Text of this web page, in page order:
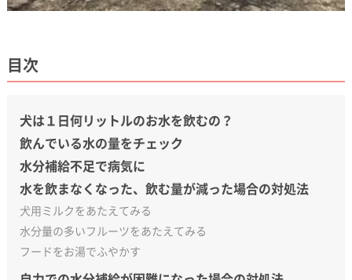
目次
犬は１日何リットルのお水を飲むの？
飲んでいる水の量をチェック
水分補給不足で病気に
水を飲まなくなった、飲む量が減った場合の対処法
犬用ミルクをあたえてみる
水分量の多いフルーツをあたえてみる
フードをお湯でふやかす